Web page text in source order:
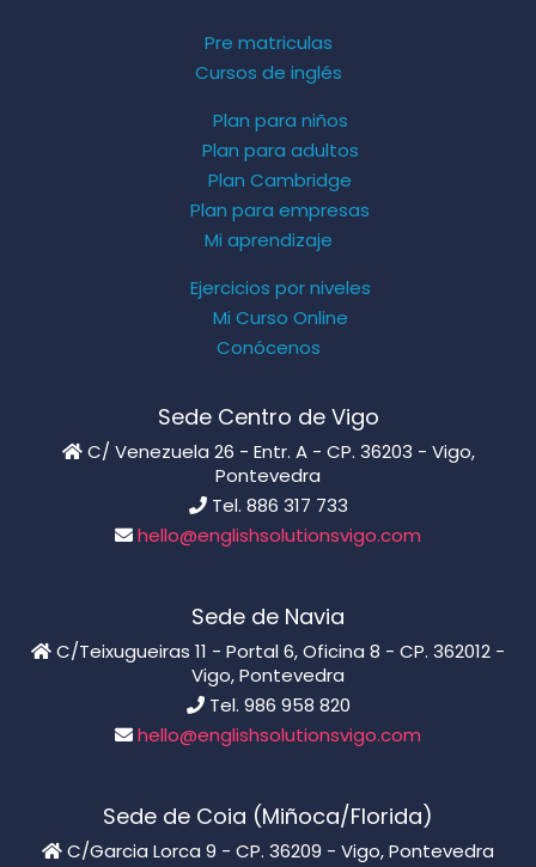
Pre matriculas
Cursos de inglés
Plan para niños
Plan para adultos
Plan Cambridge
Plan para empresas
Mi aprendizaje
Ejercicios por niveles
Mi Curso Online
Conócenos
Sede Centro de Vigo
C/ Venezuela 26 - Entr. A - CP. 36203 - Vigo,
Pontevedra
Tel. 886 317 733
hello@englishsolutionsvigo.com
Sede de Navia
C/Teixugueiras 11 - Portal 6, Oficina 8 - CP. 362012 -
Vigo, Pontevedra
Tel. 986 958 820
hello@englishsolutionsvigo.com
Sede de Coia (Miñoca/Florida)
C/Garcia Lorca 9 - CP. 36209 - Vigo, Pontevedra